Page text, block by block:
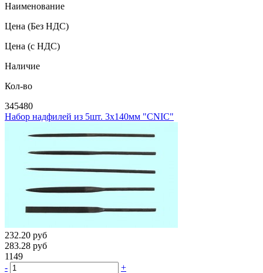
Наименование
Цена (Без НДС)
Цена (с НДС)
Наличие
Кол-во
345480
Набор надфилей из 5шт. 3х140мм "CNIC"
232.20 руб
283.28 руб
1149
-
+